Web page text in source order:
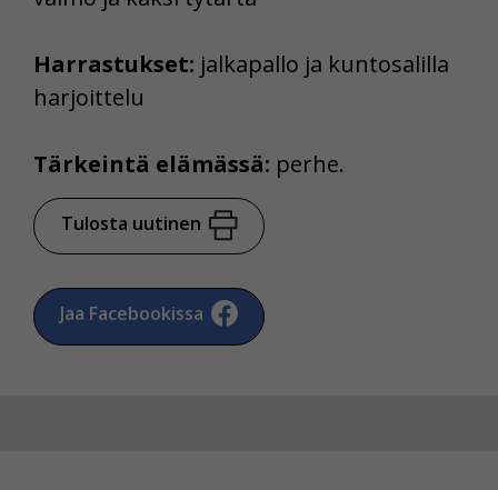
Harrastukset: jalkapallo ja kuntosalilla
harjoittelu
Tärkeintä elämässä: perhe.
Tulosta uutinen
Jaa Facebookissa